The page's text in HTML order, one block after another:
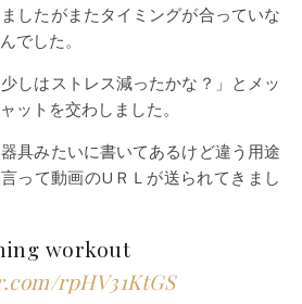
したがまたタイミングが合っていな
でした。
しはストレス減ったかな？」とメッ
ットを交わしました。
具みたいに書いてあるけど違う用途
って動画のUＲＬが送られてきまし
workout
rpHV31KtGS